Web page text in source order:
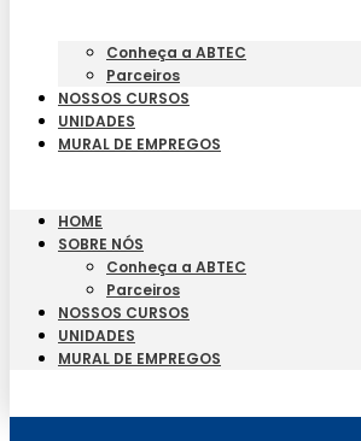
Conheça a ABTEC
Parceiros
NOSSOS CURSOS
UNIDADES
MURAL DE EMPREGOS
HOME
SOBRE NÓS
Conheça a ABTEC
Parceiros
NOSSOS CURSOS
UNIDADES
MURAL DE EMPREGOS